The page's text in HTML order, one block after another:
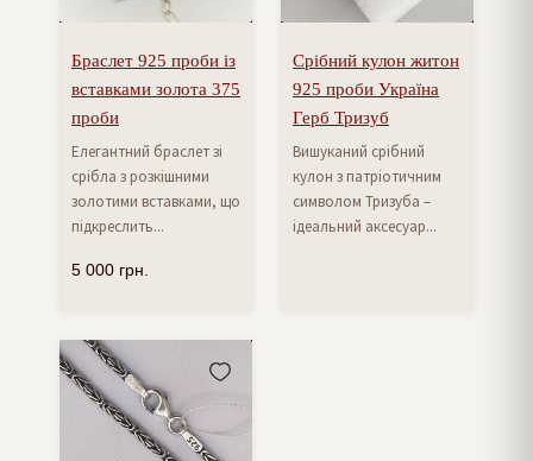
Браслет 925 проби із
вставками золота 375
проби
Елегантний браслет зі
срібла з розкішними
золотими вставками, що
підкреслить...
5 000 грн.
Срібний кулон житон
925 проби Україна
Герб Тризуб
Вишуканий срібний
кулон з патріотичним
символом Тризуба –
ідеальний аксесуар...